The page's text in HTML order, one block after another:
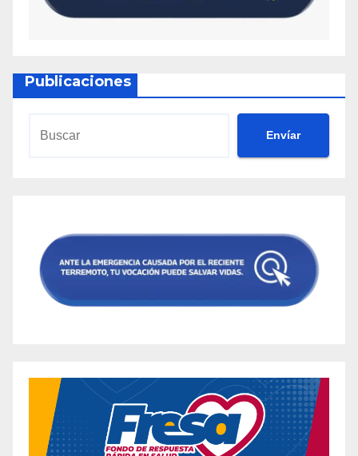
Publicaciones
Envíar